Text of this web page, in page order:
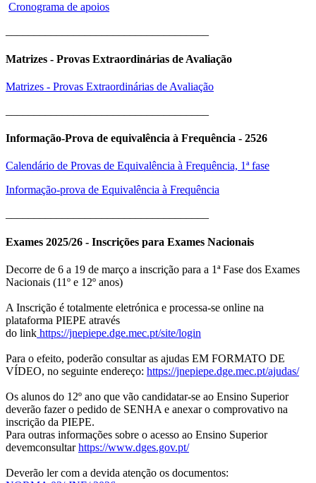
Cronograma de apoios
Matrizes - Provas Extraordinárias de Avaliação
Matrizes - Provas Extraordinárias de Avaliação
Informação-Prova de equivalência à Frequência - 2526
Calendário de Provas de Equivalência à Frequência, 1ª fase
Informação-prova de Equivalência à Frequência
Exames 2025/26 - Inscrições para Exames Nacionais
Decorre de 6 a 19 de março a inscrição para a 1ª Fase dos Exames
Nacionais (11º e 12º anos)
A Inscrição é totalmente eletrónica e processa-se online na
plataforma PIEPE através
do link https://jnepiepe.dge.mec.pt/site/login
Para o efeito, poderão consultar as ajudas EM FORMATO DE
VÍDEO, no seguinte endereço: https://jnepiepe.dge.mec.pt/ajudas/
Os alunos do 12º ano que vão candidatar-se ao Ensino Superior
deverão fazer o pedido de SENHA e anexar o comprovativo na
inscrição da PIEPE.
Para outras informações sobre o acesso ao Ensino Superior
devemconsultarhttps://www.dges.gov.pt/
Deverão ler com a devida atenção os documentos: